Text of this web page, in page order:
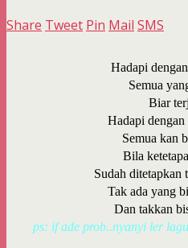
Share Tweet Pin Mail SMS
Hadapi
Semua
Biar
Hadapi
Semua kan
Bila
Sudah ditetapkan
Tak ada yang
Dan takkan
ps: if ade prob..nyanyi ler